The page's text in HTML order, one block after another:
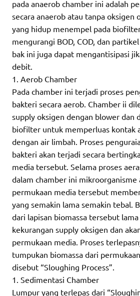
pada anaerob chamber ini adalah
secara anaerob atau tanpa oksigen
yang hidup menempel pada
mengurangi BOD, COD, dan
bak ini juga dapat mengantisipasi
debit.
1. Aerob Chamber
Pada chamber ini terjadi proses
bakteri secara aerob. Chamber ii
supply oksigen dengan blower dan
biofilter untuk memperluas kontak
dengan air limbah. Proses
bakteri akan terjadi secara
media tersebut. Selama proses
dalam chamber ini mikroorganisme
permukaan media tersebut
yang semakin lama semakin tebal.
dari lapisan biomassa tersebut
kekurangan supply oksigen dan
permukaan media. Proses
tumpukan biomassa dari
disebut “Sloughing Process”.
1. Sedimentasi Chamber
Lumpur yang terlepas dari